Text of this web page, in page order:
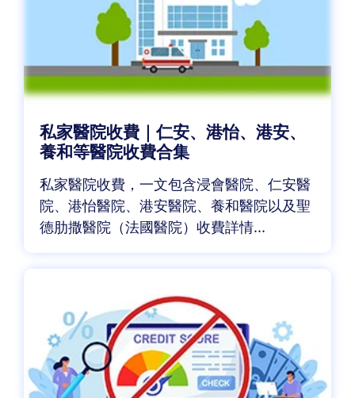
私家醫院收費｜仁安、港怡、港安、
養和等醫院收費合集
私家醫院收費，一文包含浸會醫院、仁安醫
院、港怡醫院、港安醫院、養和醫院以及聖
德肋撒醫院（法國醫院）收費詳情...